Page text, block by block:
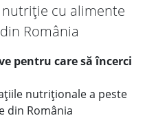
cu alimente
România
pentru care să încerci
nutriționale a peste
din România